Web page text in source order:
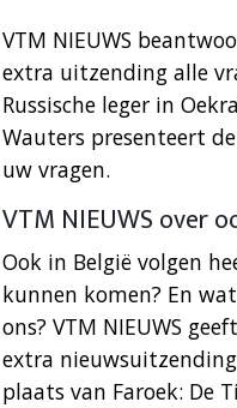
VTM NIEUWS
extra uitzending alle
Russische leger in
Wauters presenteert
uw vragen.
VTM NIEUWS over
Ook in België volgen
kunnen komen? En
ons? VTM NIEUWS
extra
plaats van Faroek: De